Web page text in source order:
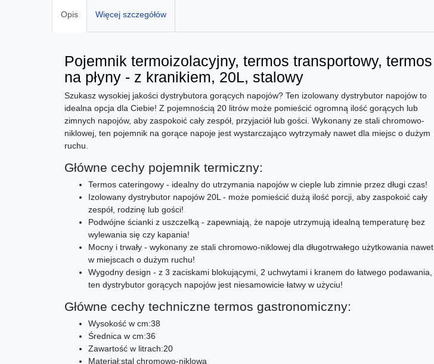
Opis Więcej szczegółów
Pojemnik termoizolacyjny, termos transportowy, termos
na płyny - z kranikiem, 20L, stalowy
Szukasz wysokiej jakości dystrybutora gorących napojów? Ten izolowany dystrybutor napojów to
idealna opcja dla Ciebie! Z pojemnością 20 litrów może pomieścić ogromną ilość gorących lub
zimnych napojów, aby zaspokoić cały zespół, przyjaciół lub gości. Wykonany ze stali chromowo-
niklowej, ten pojemnik na gorące napoje jest wystarczająco wytrzymały nawet dla miejsc o dużym
ruchu.
Główne cechy pojemnik termiczny:
Termos cateringowy - idealny do utrzymania napojów w cieple lub zimnie przez długi czas!
Izolowany dystrybutor napojów 20L - może pomieścić dużą ilość porcji, aby zaspokoić cały
zespół, rodzinę lub gości!
Podwójne ścianki z uszczelką - zapewniają, że napoje utrzymują idealną temperaturę bez
wylewania się czy kapania!
Mocny i trwały - wykonany ze stali chromowo-niklowej dla długotrwałego użytkowania nawet
w miejscach o dużym ruchu!
Wygodny design - z 3 zaciskami blokującymi, 2 uchwytami i kranem do łatwego podawania,
ten dystrybutor gorących napojów jest niesamowicie łatwy w użyciu!
Główne cechy techniczne termos gastronomiczny:
Wysokość w cm:38
Średnica w cm:36
Zawartość w litrach:20
Materiał:stal chromowo-niklowa